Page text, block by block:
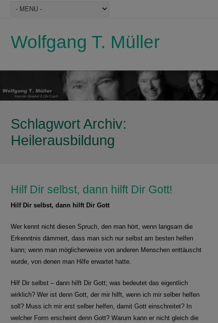
Wolfgang T. Müller
Schlagwort Archiv:
Heilerausbildung
Hilf Dir selbst, dann hilft Dir Gott!
Hilf Dir selbst, dann hilft Dir Gott
Wer kennt nicht diesen Spruch, den man hört, wenn langsam die
Erkenntnis dämmert, dass man sich nur selbst am besten helfen
kann; wenn man möglicherweise von anderen Menschen enttäuscht
wurde, von denen man Hilfe erwartet hatte.
Hilf Dir selbst – dann hilft Dir Gott; was bedeutet das eigentlich
wirklich? Wer ist denn Gott, der mir hilft, wenn ich mir selber helfen
soll? Muss ich mir erst selber helfen, damit Gott einschreitet? In
welcher Form erscheint denn Gott? Warum kann er nicht gleich die